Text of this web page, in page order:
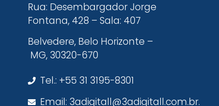
Rua: Desembargador Jorge
Fontana, 428 – Sala: 407
Belvedere, Belo Horizonte –
MG, 30320-670
Tel.: +55 31 3195-8301
Email: 3adigitall@3adigitall.com.br.